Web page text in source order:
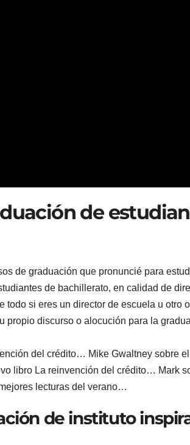
de
de graduación que pronuncié para
de bachillerato, en calidad de
todo si eres un director de escuela u otro
propio discurso o alocución para la
del crédito… Mike Gwaltney sobre
libro La reinvención del crédito… Mark
lecturas del verano…
de instituto